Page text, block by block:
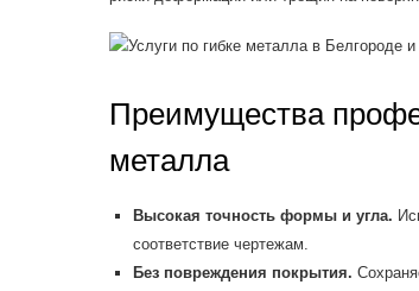
Преимущества
металла
Высокая точность формы и угла.
соответствие чертежам.
Без повреждения покрытия.